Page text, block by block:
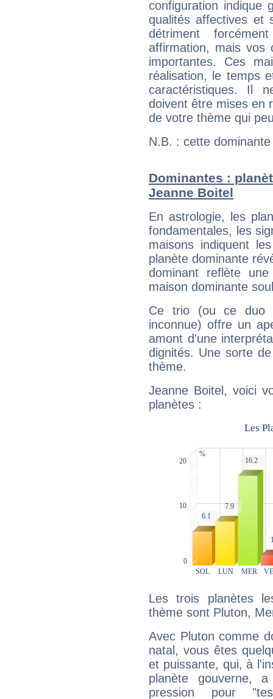
configuration indique
qualités affectives et
détriment
affirmation, mais
importantes. Ces
réalisation, le temps
caractéristiques. Il
doivent être mises en
de votre thème qui
N.B. : cette
Dominantes :
Jeanne Boitel
En astrologie, les
fondamentales, les
maisons indiquent
planète dominante
dominant reflète
maison dominante
Ce trio (ou ce duo
inconnue) offre un
amont d'une
dignités. Une sorte
thème.
Jeanne Boitel, voici
planètes :
Les trois planètes
thème sont Pluton,
Avec Pluton comme
natal, vous êtes
et puissante, qui, à
planète gouverne,
pression pour